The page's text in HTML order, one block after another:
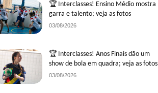
🏆 Interclasses! Ensino Médio mostra
garra e talento; veja as fotos
03/08/2026
🏆 Interclasses! Anos Finais dão um
show de bola em quadra; veja as fotos
03/08/2026